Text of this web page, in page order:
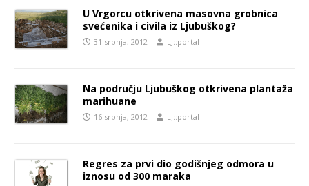
U Vrgorcu otkrivena masovna grobnica
svećenika i civila iz Ljubuškog?
31 srpnja, 2012 LJ::portal
Na području Ljubuškog otkrivena plantaža
marihuane
16 srpnja, 2012 LJ::portal
Regres za prvi dio godišnjeg odmora u
iznosu od 300 maraka